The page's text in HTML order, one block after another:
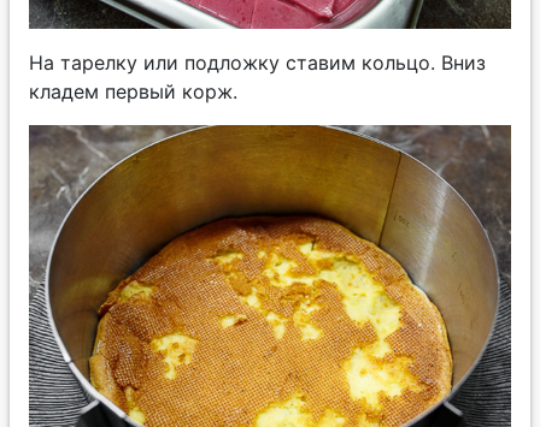
На тарелку или подложку ставим кольцо. Вниз
кладем первый корж.